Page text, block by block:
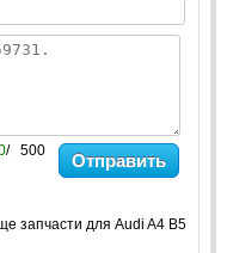
/ 500 Отправить
запчасти для Audi A4 B5